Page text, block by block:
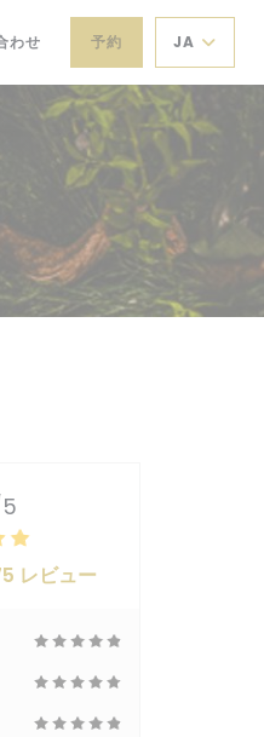
ます))
きます))
わせ 予約 JA
レビュー